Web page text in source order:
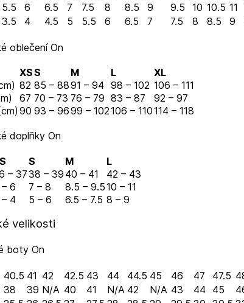
5.5 6 6.5 7 7.5 8 8.5 9 9.5 10 10.5 11
3.5 4 4.5 5 5.5 6 6.5 7 7.5 8 8.5 9
oblečení On
XSS M L
XL
82 85 – 8891 – 94 98 – 102 106 – 111
67 70 – 73 76 – 79 83 – 87
92 – 97
90 93 – 9699 – 102106 – 110114 – 118
doplňky On
S M
L
– 3738 – 39 40 – 41
42 – 43
6 7 – 8 8.5 – 9.510 – 11
4 5 – 6 6.5 – 7.5 8 – 9
velikosti
boty On
40.5 41 42 42.5 43 44 44.5 45 46 47 47.5
38 39 N/A 40 41 N/A 42 N/A 43 44 45